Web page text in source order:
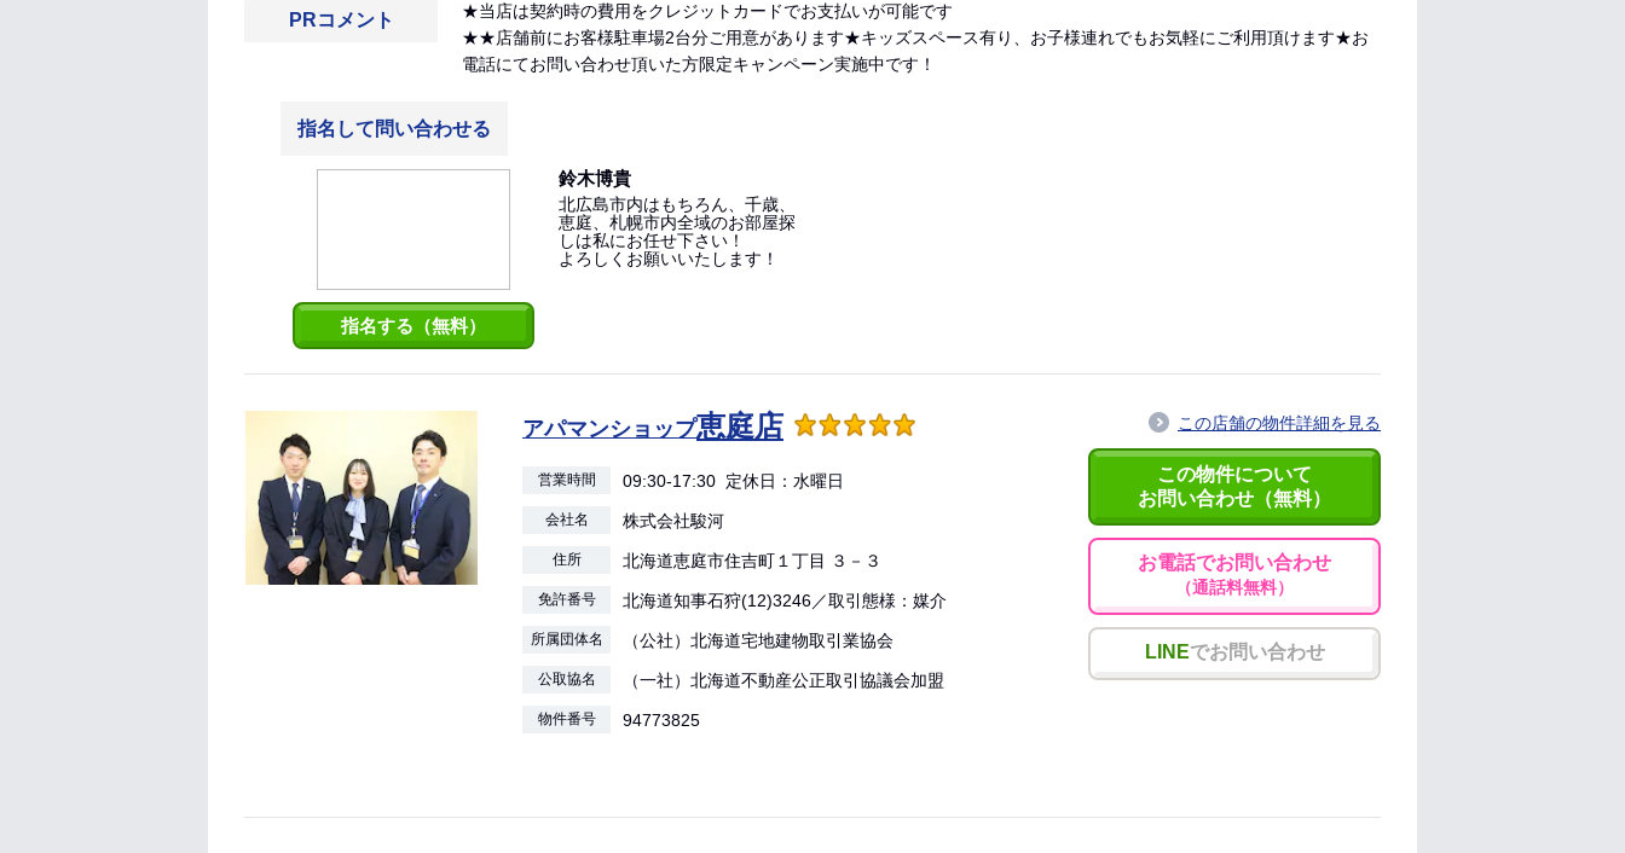
PRコメント
★当店は契約時の費用をクレジットカードでお支払いが可能です
★★店舗前にお客様駐車場2台分ご用意があります★キッズスペース有り、お子様連れでもお気軽にご利用頂けます★お
電話にてお問い合わせ頂いた方限定キャンペーン実施中です！
指名して問い合わせる
指名する（無料）
鈴木博貴
北広島市内はもちろん、千歳、
恵庭、札幌市内全域のお部屋探
しは私にお任せ下さい！
よろしくお願いいたします！
アパマンショップ恵庭店
営業時間 09:30-17:30 定休日：水曜日
会社名 株式会社駿河
住所 北海道恵庭市住吉町１丁目 ３－３
免許番号 北海道知事石狩(12)3246／取引態様：媒介
所属団体名 （公社）北海道宅地建物取引業協会
公取協名 （一社）北海道不動産公正取引協議会加盟
物件番号 94773825
この店舗の物件詳細を見る
この物件について
お問い合わせ（無料）
お電話でお問い合わせ
（通話料無料）
LINEでお問い合わせ